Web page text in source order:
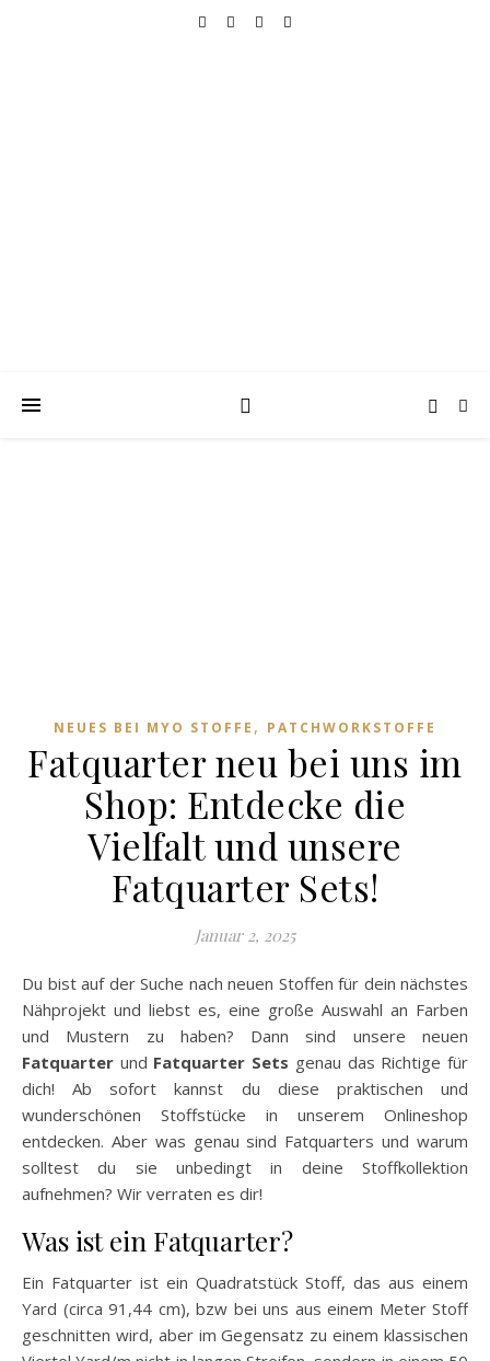
NEUES BEI MYO STOFFE , PATCHWORKSTOFFE
Fatquarter neu bei uns im
Shop: Entdecke die
Vielfalt und unsere
Fatquarter Sets!
Januar 2, 2025
Du bist auf der Suche nach neuen Stoffen für dein nächstes
Nähprojekt und liebst es, eine große Auswahl an Farben
und Mustern zu haben? Dann sind unsere neuen
Fatquarter und Fatquarter Sets genau das Richtige für
dich! Ab sofort kannst du diese praktischen und
wunderschönen Stoffstücke in unserem Onlineshop
entdecken. Aber was genau sind Fatquarters und warum
solltest du sie unbedingt in deine Stoffkollektion
aufnehmen? Wir verraten es dir!
Was ist ein Fatquarter?
Ein Fatquarter ist ein Quadratstück Stoff, das aus einem
Yard (circa 91,44 cm), bzw bei uns aus einem Meter Stoff
geschnitten wird, aber im Gegensatz zu einem klassischen